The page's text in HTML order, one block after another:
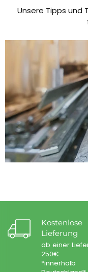
Unsere Tipps und
Kostenlose
Lieferung
ab einer
250€
*innerhalb